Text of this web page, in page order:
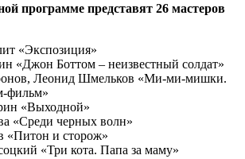
программе представят 26 мастеров
«Экспозиция»
«Джон Боттом – неизвестный солдат»
Леонид Шмельков «Ми-ми-мишки.
фильм»
«Выходной»
«Среди черных волн»
«Питон и сторож»
«Три кота. Папа за маму»